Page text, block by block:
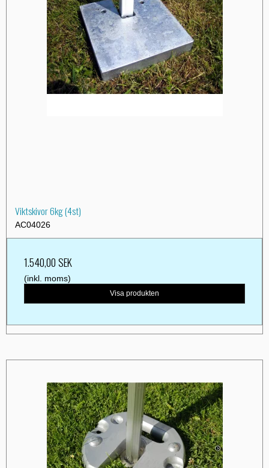
Viktskivor 6kg (4st)
AC04026
1.540,00 SEK
(inkl. moms)
Visa produkten